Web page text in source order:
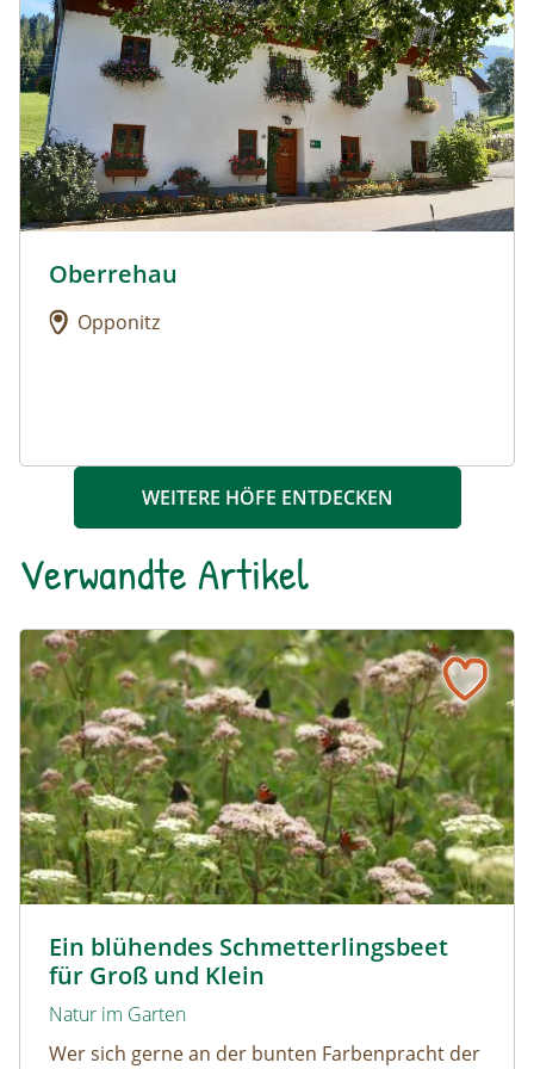
Urlaub am Bauernhof: Oberrehau
Oberrehau
Opponitz
WEITERE HÖFE ENTDECKEN
Verwandte Artikel
Ein blühendes Schmetterlingsbeet
für Groß und Klein
Natur im Garten
Wer sich gerne an der bunten Farbenpracht der
Ein blühendes Schmetterlingsbeet für Groß und Klein